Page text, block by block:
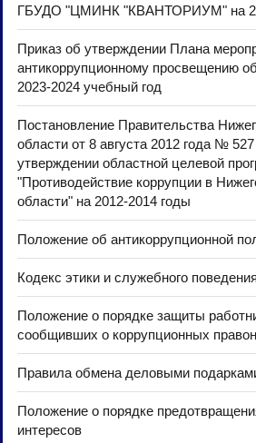
ГБУДО "ЦМИНК "КВАНТОРИУМ" на
Приказ об утверждении Плана
антикоррупционному просвещению
2023-2024 учебный год
Постановление Правительства
области от 8 августа 2012 года №
утверждении областной целевой
"Противодействие коррупции в
области" на 2012-2014 годы
Положение об антикоррупционной
Кодекс этики и служебного
Положение о порядке защиты
сообщивших о коррупционных
Правила обмена деловыми
Положение о порядке
интересов